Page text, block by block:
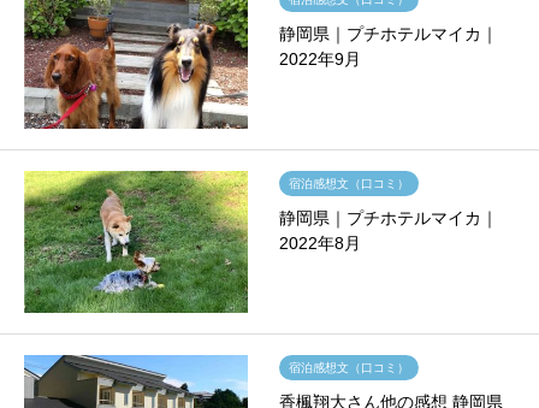
静岡県｜プチホテルマイカ｜
2022年9月
宿泊感想文（口コミ）
静岡県｜プチホテルマイカ｜
2022年8月
宿泊感想文（口コミ）
香楓翔大さん他の感想 静岡県